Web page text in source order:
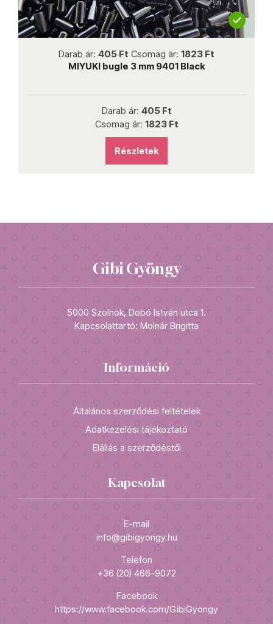
Darab ár: 405 Ft Csomag ár: 1823 Ft
MIYUKI bugle 3 mm 9401 Black
Darab ár: 405 Ft
Csomag ár: 1823 Ft
Részletek
Gibi Gyöngy
5000 Szolnok, Dobó István utca 1.
Kapcsolattartó: Molnár Brigitta
Információ
Általános szerződési feltételek
Adatkezelési tájékoztató
Elállás a szerződéstől
Kapcsolat
E-mail
info@gibigyongy.hu
Telefon
+36 (20) 466-9072
Facebook
https://www.facebook.com/GibiGyongy